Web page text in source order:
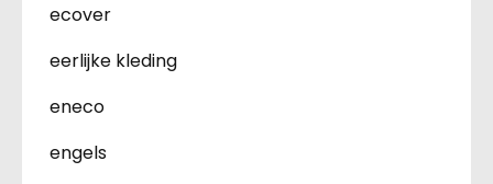
ecover
eerlijke kleding
eneco
engels